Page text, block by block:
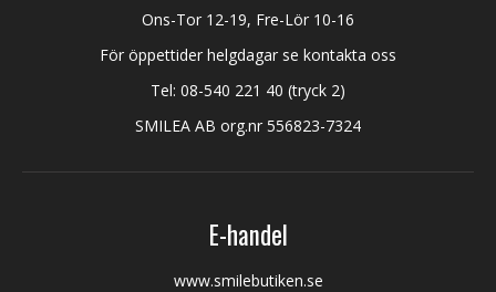
Ons-Tor 12-19, Fre-Lör 10-16
För öppettider helgdagar se kontakta oss
Tel: 08-540 221 40 (tryck 2)
SMILEA AB org.nr 556823-7324
E-handel
www.smilebutiken.se